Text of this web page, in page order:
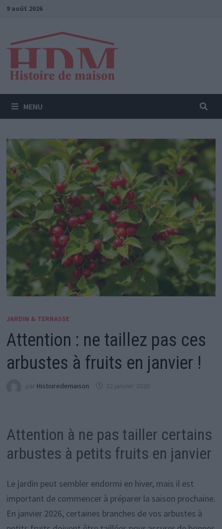
Passer
9 août 2026
MENU
JARDIN & TERRASSE
Attention : ne taillez pas ces
arbustes à fruits en janvier !
par Histoiredemaison 22 janvier 2026
Attention à ne pas tailler certains
arbustes à petits fruits en janvier
Le jardin peut sembler endormi en hiver, mais il est
important de commencer à préparer la saison prochaine.
En janvier 2026, certaines branches de vos arbustes à